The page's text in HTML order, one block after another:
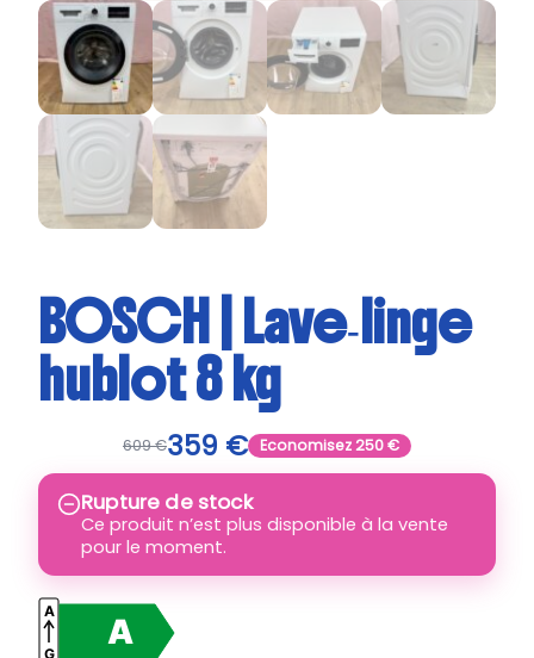
BOSCH | Lave‑linge
hublot 8 kg
609€359 € Economisez250€
Rupture de stock
Ce produit n’est plus disponible à la vente
pour le moment.